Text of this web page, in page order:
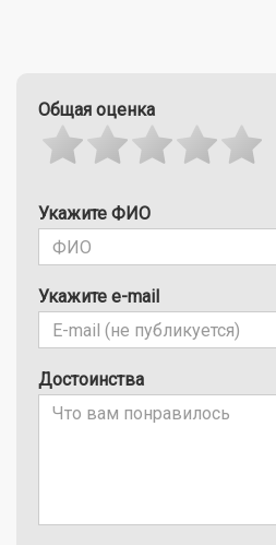
Общая оценка
Укажите ФИО
Укажите e-mail
Достоинства